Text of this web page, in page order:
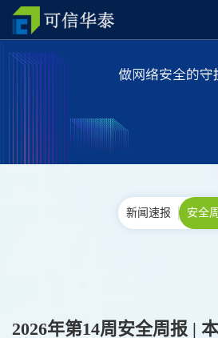
新闻速报 安全
2026年第14周安全周报 |